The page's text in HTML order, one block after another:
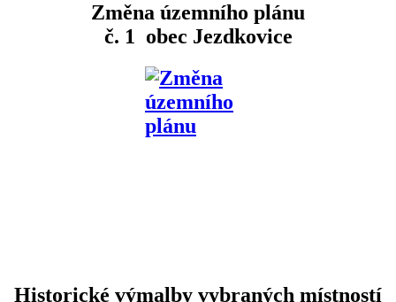
Změna územního plánu
č. 1 obec Jezdkovice
Historické výmalby vybraných místností